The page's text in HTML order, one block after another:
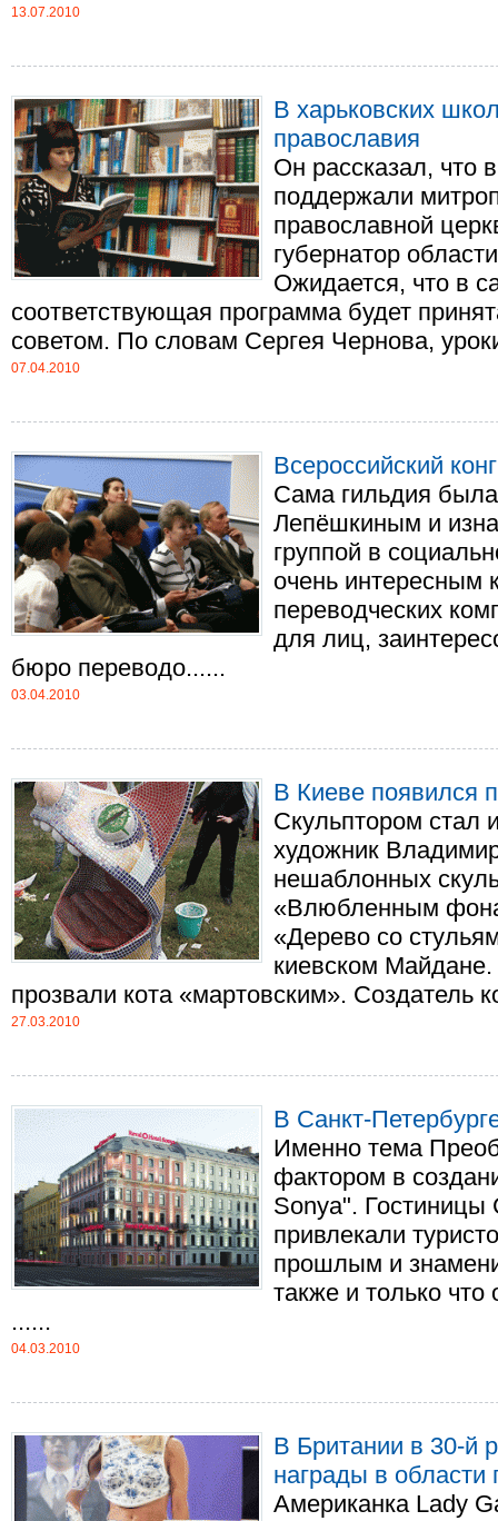
13.07.2010
В харьковских
православия
Он рассказал, что
поддержали
православной
губернатор
Ожидается, что в
соответствующая программа будет
советом. По словам Сергея Чернова,
07.04.2010
Всероссийский
Сама гильдия
Лепёшкиным и
группой в
очень интересным
переводческих
для лиц,
бюро переводо......
03.04.2010
В Киеве появился
Скульптором стал
художник
нешаблонных
«Влюбленным
«Дерево со
киевском
прозвали кота «мартовским». Создатель
27.03.2010
В Санкт-
Именно тема
фактором в
Sonya". Гостиницы
привлекали
прошлым и
также и только
......
04.03.2010
В Британии в 30-й
награды в области
Американка Lady